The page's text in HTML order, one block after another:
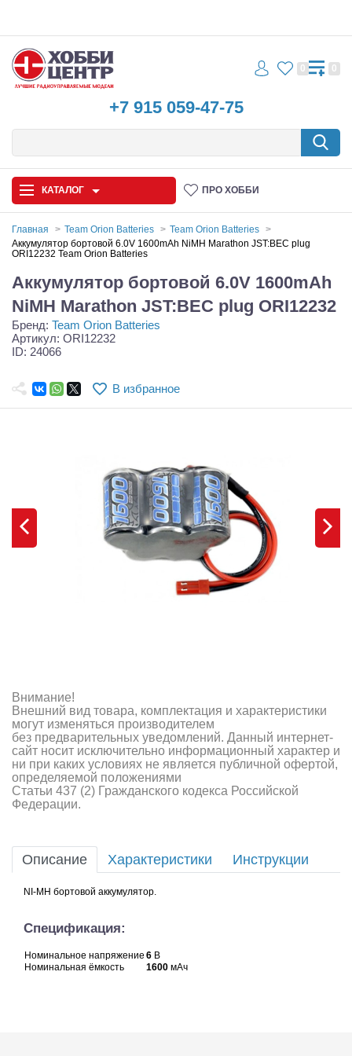
+7 915 059-47-75
0 0
КАТАЛОГ ПРО ХОББИ
Автомодели
Запчасти и аксессуары
Игрушки
Самолеты
Квадрокоптеры
Аппаратура и электроника
Аккумуляторы и батарейки
Зарядные устройства и блоки питания
Главная Team Orion Batteries
Team Orion Batteries
Аккумулятор бортовой 6.0V 1600mAh NiMH Marathon JST:BEC plug
ORI12232 Team Orion Batteries
Аккумулятор бортовой 6.0V 1600mAh
NiMH Marathon JST:BEC plug ORI12232
Бренд: Team Orion Batteries
Артикул: ORI12232
ID: 24066
В избранное
Внимание!
Внешний вид товара, комплектация и характеристики
могут изменяться производителем
без предварительных уведомлений. Данный интернет-
сайт носит исключительно информационный характер и
ни при каких условиях не является публичной офертой,
определяемой положениями
Статьи 437 (2) Гражданского кодекса Российской
Федерации.
Описание Характеристики Инструкции
NI-MH бортовой аккумулятор.
Спецификация:
Номинальное напряжение 6 В
Номинальная ёмкость
1600 мАч